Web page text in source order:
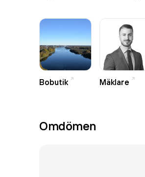
värderingar om närhet, nytta
du kommit rätt. Välkommen till
Bobutik Mäklare
Omdömen